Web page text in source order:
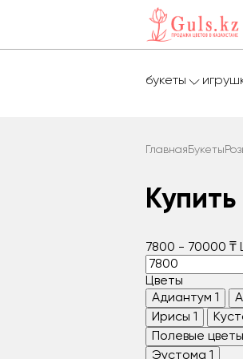
букеты
Главная Букеты
7800 - 70000 ₸
Цветы
Адиантум 1
Ирисы 1
Полевые цветы
Эустома 1